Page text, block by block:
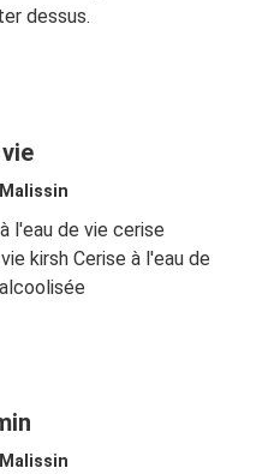
dessus.
l'eau de vie cerise
kirsh Cerise à l'eau de